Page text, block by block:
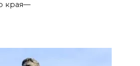
края—